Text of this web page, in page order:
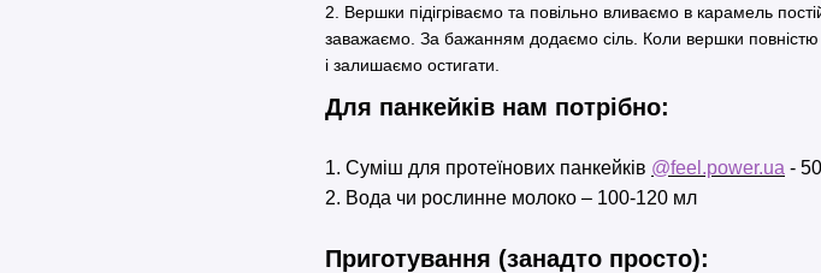
2. Вершки підігріваємо та повільно вливаємо в карамель
заважаємо. За бажанням додаємо сіль. Коли вершки
і залишаємо остигати.
Для панкейків нам потрібно:
1. Суміш для протеїнових панкейків @feel.power.ua -
2. Вода чи рослинне молоко – 100-120 мл
Приготування (занадто просто):